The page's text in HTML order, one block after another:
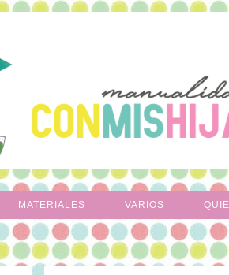
MATERIALES VARIOS